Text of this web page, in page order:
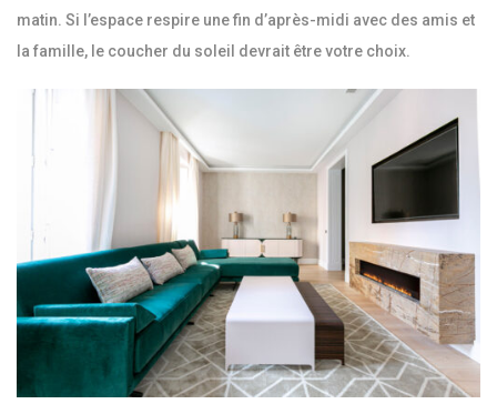
matin. Si l’espace respire une fin d’après-midi avec des amis et
la famille, le coucher du soleil devrait être votre choix.